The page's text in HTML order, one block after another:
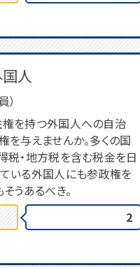
人
）
を持つ外国人への自治
を与えませんか。多くの国
税・地方税を含む税金を日
いる外国人にも参政権を
うあるべき。
2